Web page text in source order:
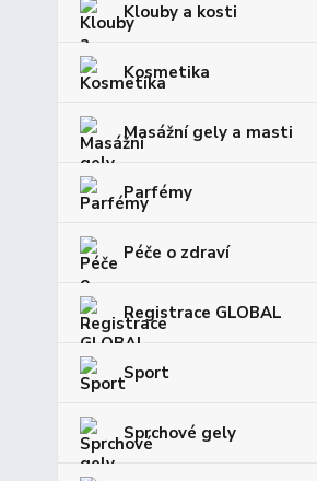
Klouby a kosti
Kosmetika
Masážní gely a masti
Parfémy
Péče o zdraví
Registrace GLOBAL
Sport
Sprchové gely